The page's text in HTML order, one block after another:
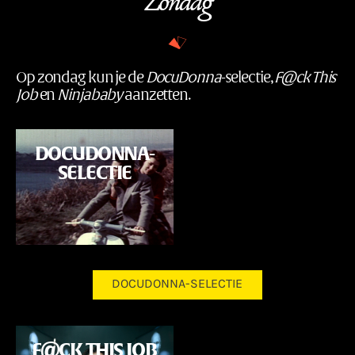
Op zondag kun je deDocuDonna-selectie,F@ck This
Joben Ninjababyaanzetten.
Programma
DOCUDONNA-
SELECTIE
DOCUDONNA-SELECTIE
Programma
F@CK THIS JOB